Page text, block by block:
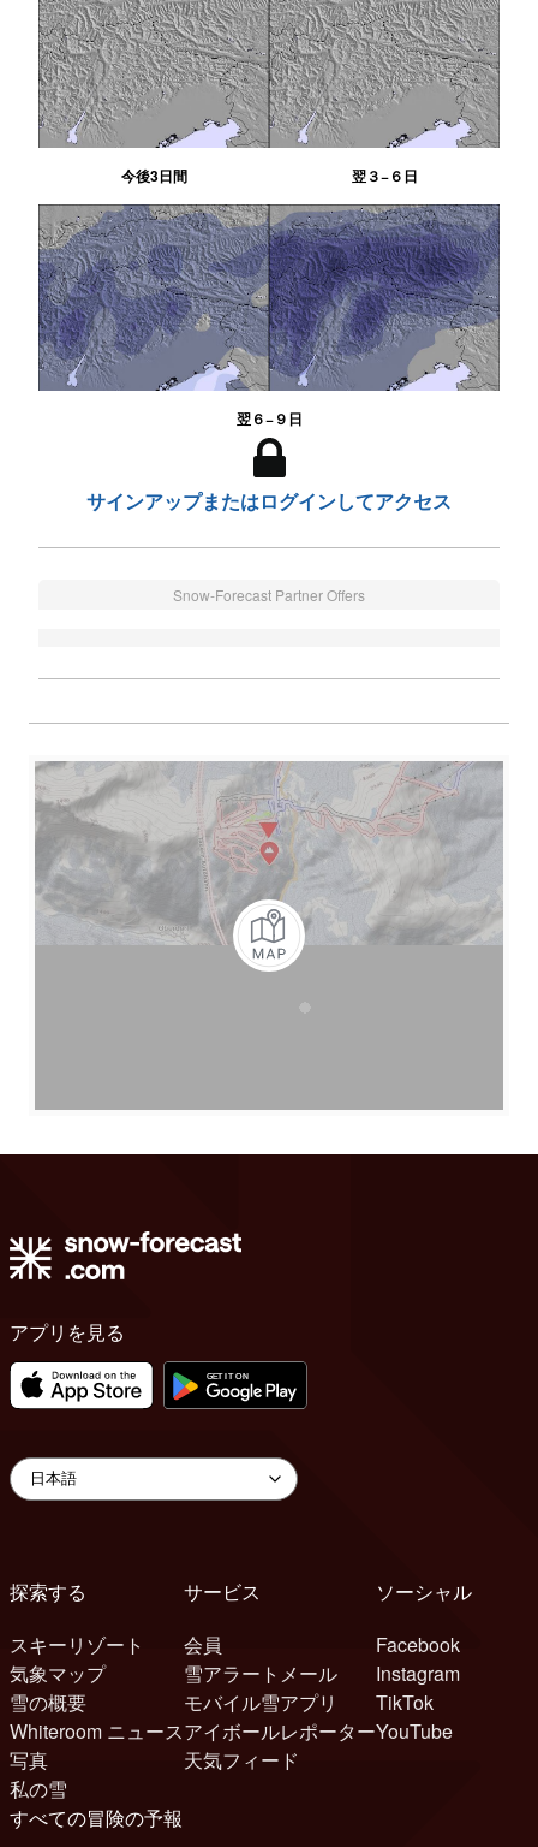
今後3日間 翌３−６日
翌６−９日
サインアップまたはログインしてアクセス
Snow-Forecast Partner Offers
アプリを見る
探索する
スキーリゾート
気象マップ
雪の概要
Whiteroom ニュース
写真
私の雪
サービス
会員
雪アラートメール
モバイル雪アプリ
アイボールレポーター
天気フィード
ソーシャル
Facebook
Instagram
TikTok
YouTube
すべての冒険の予報